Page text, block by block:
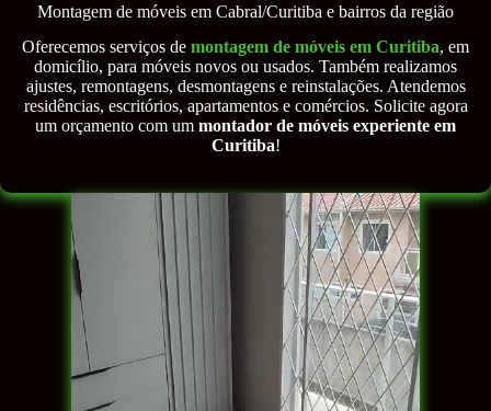
Montagem de móveis em Cabral/Curitiba e bairros da região
Oferecemos serviços de montagem de móveis em Curitiba, em
domicílio, para móveis novos ou usados. Também realizamos
ajustes, remontagens, desmontagens e reinstalações. Atendemos
residências, escritórios, apartamentos e comércios. Solicite agora
um orçamento com um montador de móveis experiente em
Curitiba!